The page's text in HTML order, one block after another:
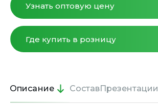
Узнать оптовую цену
Где купить в розницу
Описание СоставПрезентации